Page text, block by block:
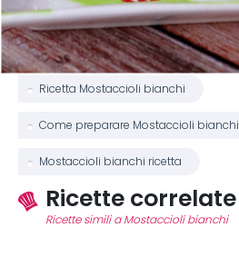
Ricetta Mostaccioli bianchi
Come preparare Mostaccioli bianchi
Mostaccioli bianchi ricetta
Ricette correlate
Ricette simili a Mostaccioli bianchi